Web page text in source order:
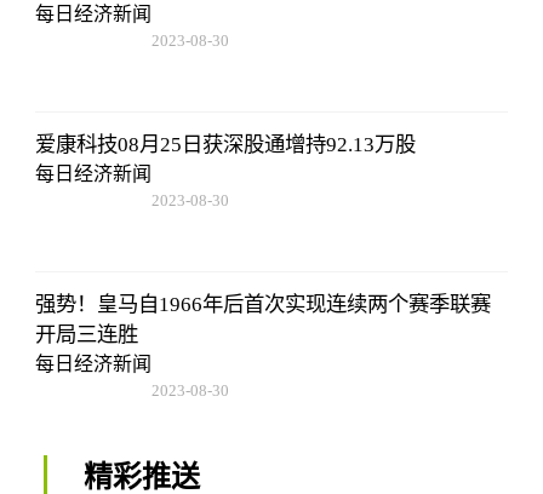
每日经济新闻
2023-08-30
爱康科技08月25日获深股通增持92.13万股
每日经济新闻
2023-08-30
强势！皇马自1966年后首次实现连续两个赛季联赛
开局三连胜
每日经济新闻
2023-08-30
精彩推送